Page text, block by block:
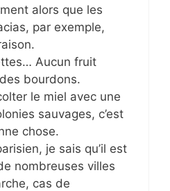
alors que les
par exemple,
Aucun fruit
bourdons.
le miel avec une
sauvages, c’est
chose.
je sais qu’il est
nombreuses villes
cas de